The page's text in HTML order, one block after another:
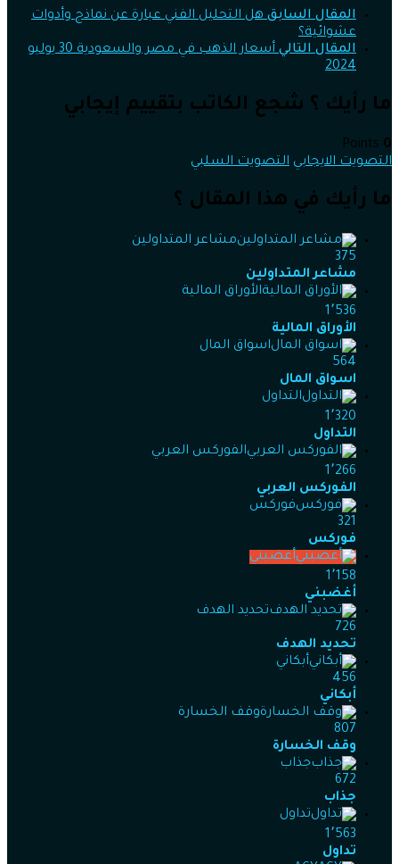
المقال السابق هل التحليل الفني عبارة عن نماذج وأدوات
عشوائية؟
المقال التالي
أسعار الذهب في مصر والسعودية 30 يوليو
2024
ما رأيك ؟ شجع الكاتب بتقييم إيجابي
0
التصويت الايجابي التصويت السلبي
ما رأيك في هذا المقال ؟
مشاعر المتداولين
375
مشاعر المتداولين
الأوراق المالية
1٬536
الأوراق المالية
اسواق المال
564
اسواق المال
التداول
1٬320
التداول
الفوركس العربي
1٬266
الفوركس العربي
فوركس
321
فوركس
أغضبني
1٬158
أغضبني
تحديد الهدف
726
تحديد الهدف
أبكاني
456
أبكاني
وقف الخسارة
807
وقف الخسارة
جذاب
672
جذاب
تداول
1٬563
تداول